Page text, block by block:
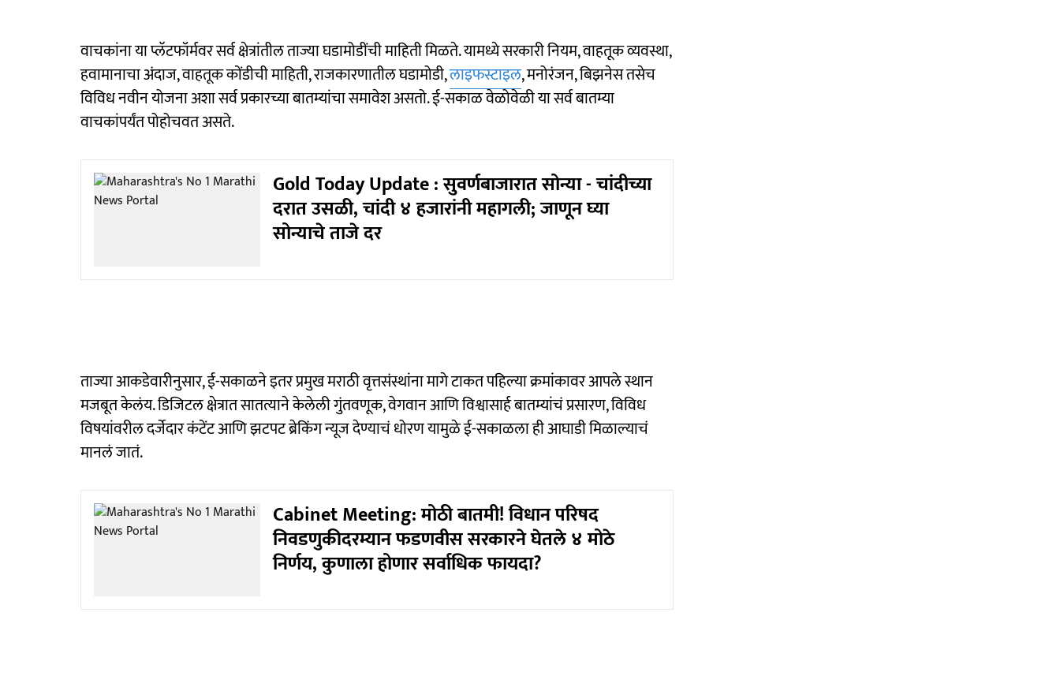
वाचकांना या प्लॅटफॉर्मवर सर्व क्षेत्रांतील ताज्या घडामोडींची माहिती मिळते. यामध्ये सरकारी नियम, वाहतूक व्यवस्था,
हवामानाचा अंदाज, वाहतूक कोंडीची माहिती, राजकारणातील घडामोडी,लाइफस्टाइल, मनोरंजन, बिझनेस तसेच
विविध नवीन योजना अशा सर्व प्रकारच्या बातम्यांचा समावेश असतो. ई-सकाळ वेळोवेळी या सर्व बातम्या
वाचकांपर्यंत पोहोचवत असते.
Gold Today Update : सुवर्णबाजारात सोन्या - चांदीच्या
दरात उसळी, चांदी ४ हजारांनी महागली; जाणून घ्या
सोन्याचे ताजे दर
ताज्या आकडेवारीनुसार, ई-सकाळने इतर प्रमुख मराठी वृत्तसंस्थांना मागे टाकत पहिल्या क्रमांकावर आपले स्थान
मजबूत केलंय. डिजिटल क्षेत्रात सातत्याने केलेली गुंतवणूक, वेगवान आणि विश्वासार्ह बातम्यांचं प्रसारण, विविध
विषयांवरील दर्जेदार कंटेंट आणि झटपट ब्रेकिंग न्यूज देण्याचं धोरण यामुळे ई-सकाळला ही आघाडी मिळाल्याचं
मानलं जातं.
Cabinet Meeting: मोठी बातमी! विधान परिषद
निवडणुकीदरम्यान फडणवीस सरकारने घेतले ४ मोठे
निर्णय, कुणाला होणार सर्वाधिक फायदा?